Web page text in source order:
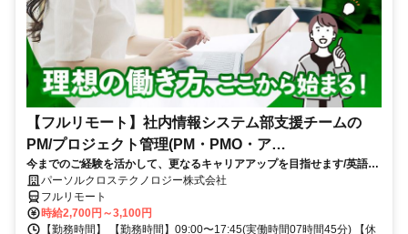
【フルリモート】社内情報システム部支援チームの
PM/プロジェクト管理(PM・PMO・ア
シ)_N260774362
今までのご経験を活かして、更なるキャリアアップを目指せます/英語活
かせる/大手通信会社勤務/フルリモートワーク/10月スタート
パーソルクロステクノロジー株式会社
フルリモート
時給2,700円～3,100円
【勤務時間】 【勤務時間】09:00〜17:45(実働時間07時間45分) 【休